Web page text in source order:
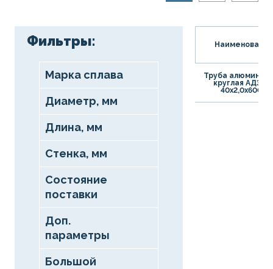
Фильтры:
Марка сплава
Диаметр, мм
Длина, мм
Стенка, мм
Состояние
поставки
Доп.
параметры
Большой
Наименование
Труба
круглая АД31Т1
40х2,0х6000